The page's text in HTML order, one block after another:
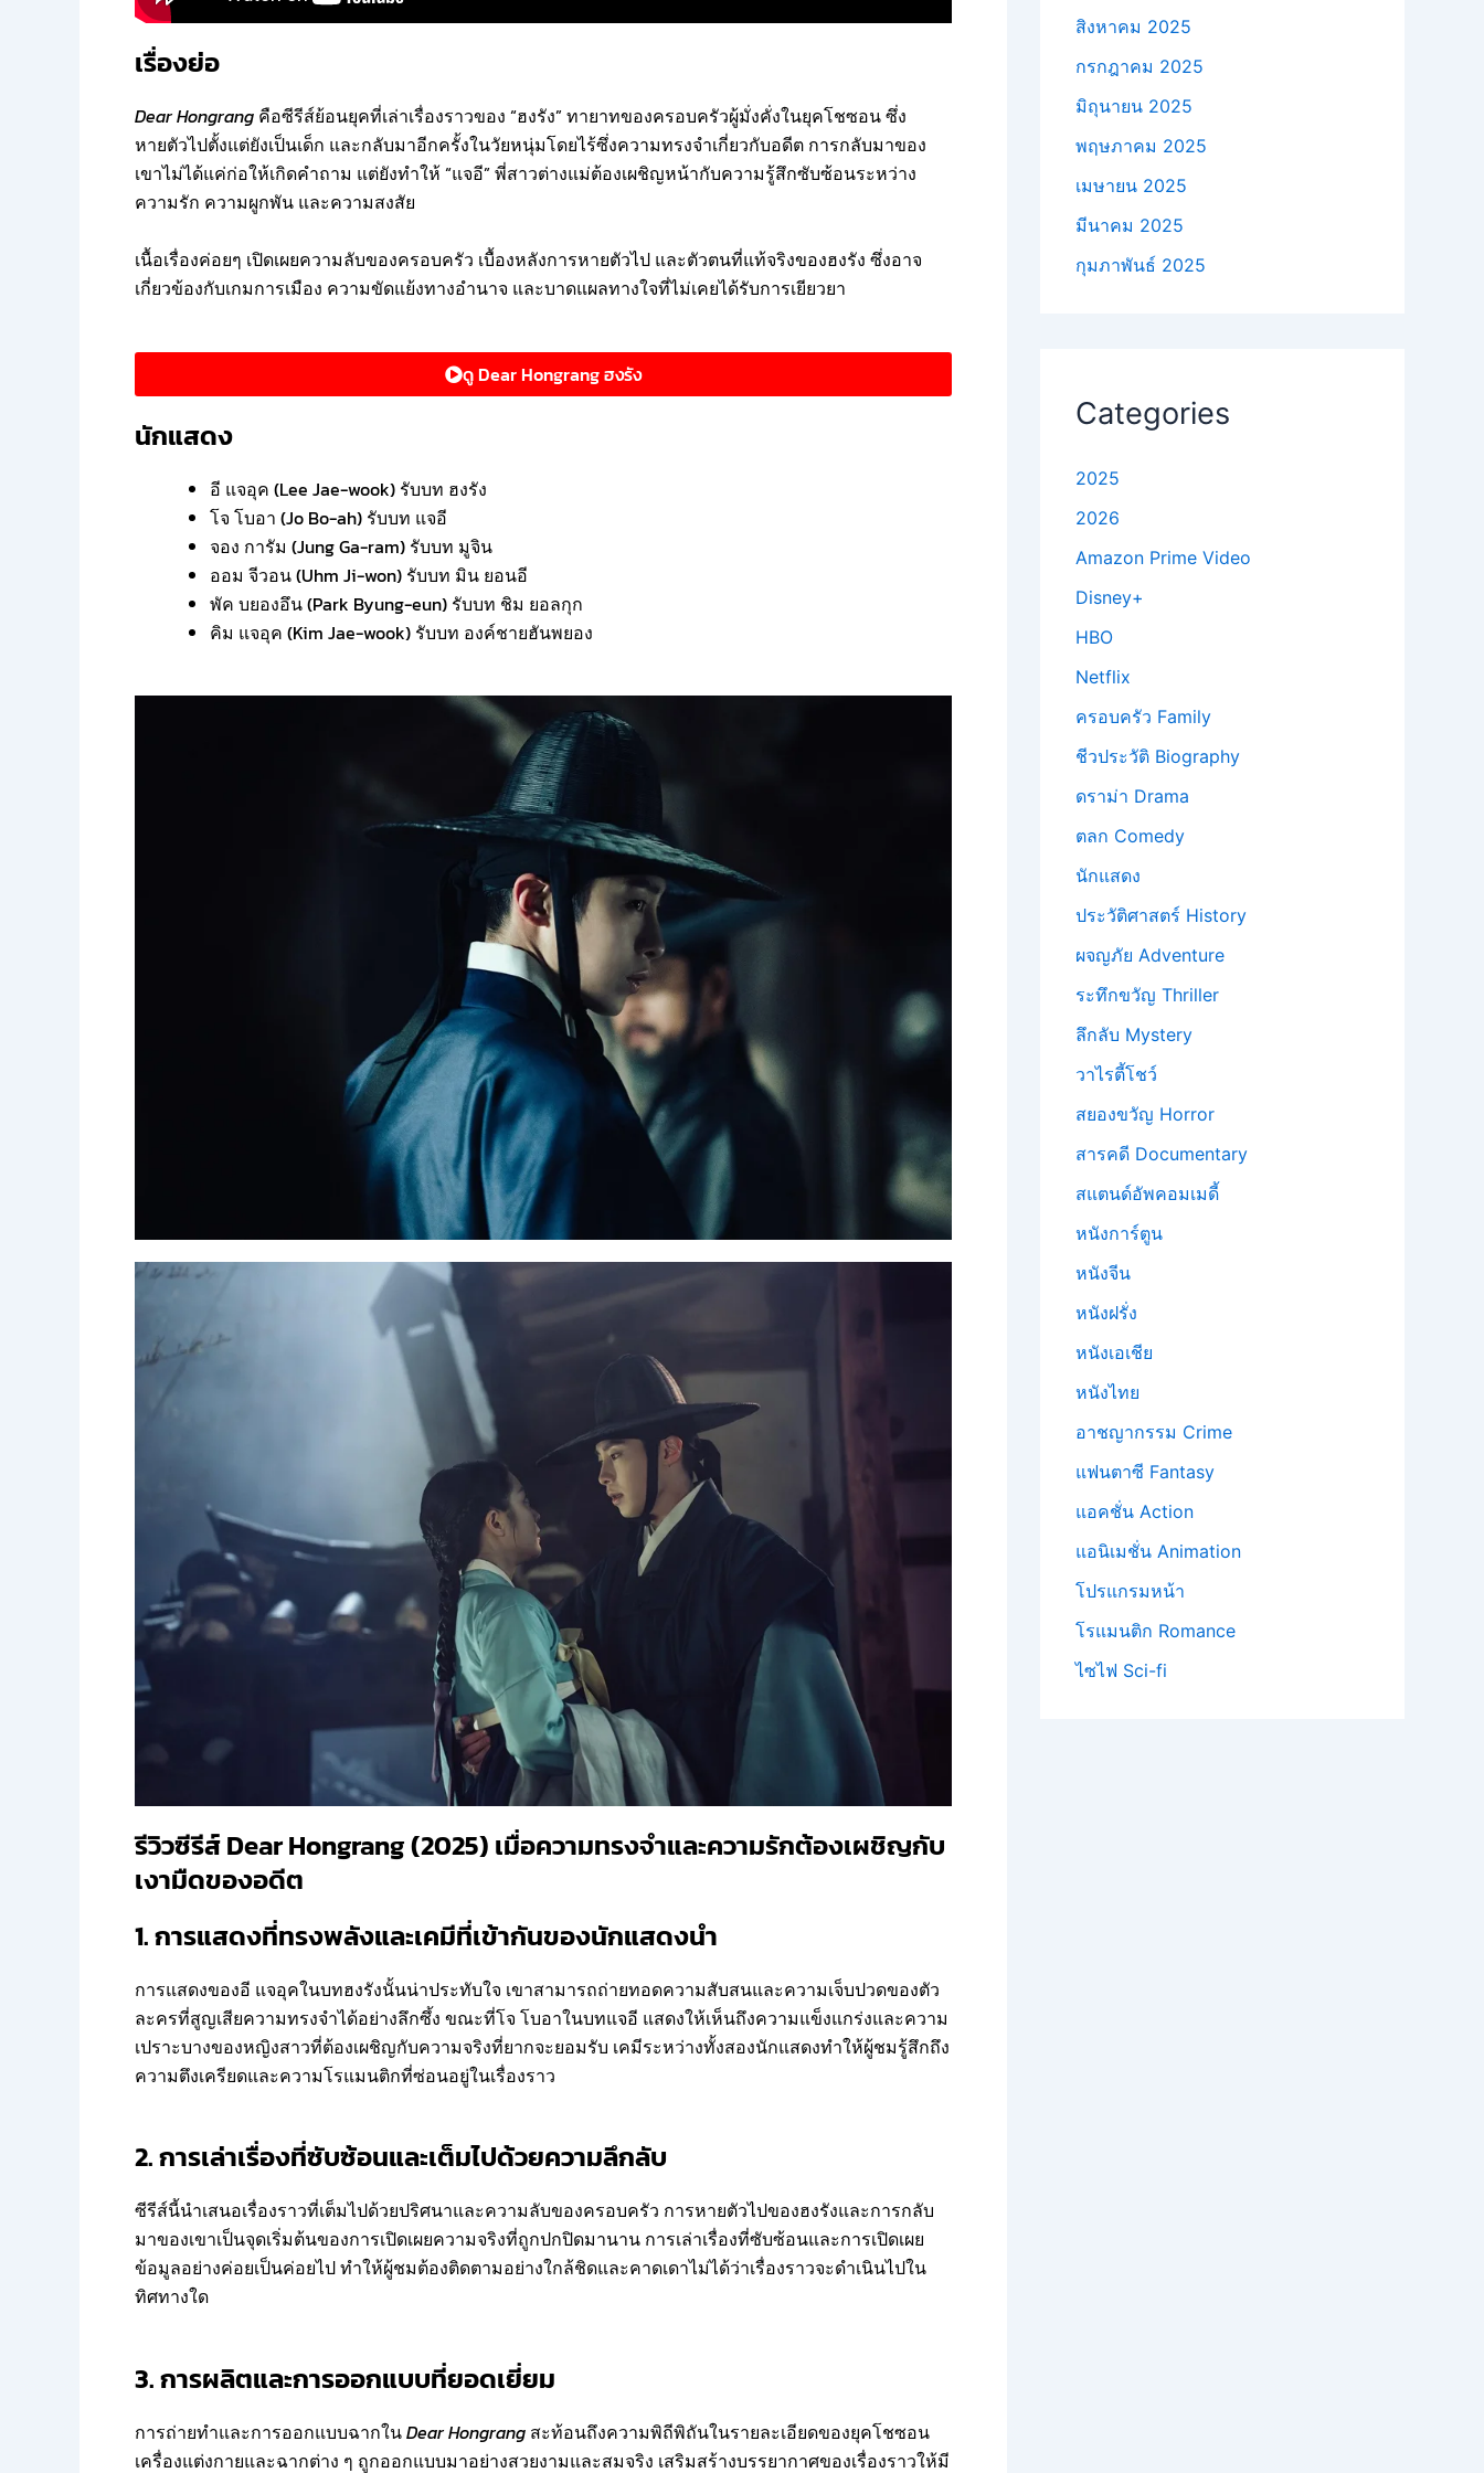
เรื่องย่อ
Dear Hongrang คือซีรีส์ย้อนยุคที่เล่าเรื่องราวของ “ฮงรัง” ทายาทของครอบครัวผู้มั่งคั่งในยุคโชซอน ซึ่ง
หายตัวไปตั้งแต่ยังเป็นเด็ก และกลับมาอีกครั้งในวัยหนุ่มโดยไร้ซึ่งความทรงจำเกี่ยวกับอดีต การกลับมาของ
เขาไม่ได้แค่ก่อให้เกิดคำถาม แต่ยังทำให้ “แจอี” พี่สาวต่างแม่ต้องเผชิญหน้ากับความรู้สึกซับซ้อนระหว่าง
ความรัก ความผูกพัน และความสงสัย
เนื้อเรื่องค่อยๆ เปิดเผยความลับของครอบครัว เบื้องหลังการหายตัวไป และตัวตนที่แท้จริงของฮงรัง ซึ่งอาจ
เกี่ยวข้องกับเกมการเมือง ความขัดแย้งทางอำนาจ และบาดแผลทางใจที่ไม่เคยได้รับการเยียวยา
ดู Dear Hongrang ฮงรัง
นักแสดง
อี แจอุค (Lee Jae-wook) รับบท ฮงรัง
โจ โบอา (Jo Bo-ah) รับบท แจอี
จอง การัม (Jung Ga-ram) รับบท มูจิน
ออม จีวอน (Uhm Ji-won) รับบท มิน ยอนอี
พัค บยองอึน (Park Byung-eun) รับบท ชิม ยอลกุก
คิม แจอุค (Kim Jae-wook) รับบท องค์ชายฮันพยอง
รีวิวซีรีส์ Dear Hongrang (2025) เมื่อความทรงจำและความรักต้องเผชิญกับ
เงามืดของอดีต
1. การแสดงที่ทรงพลังและเคมีที่เข้ากันของนักแสดงนำ
การแสดงของอี แจอุคในบทฮงรังนั้นน่าประทับใจ เขาสามารถถ่ายทอดความสับสนและความเจ็บปวดของตัว
ละครที่สูญเสียความทรงจำได้อย่างลึกซึ้ง ขณะที่โจ โบอาในบทแจอี แสดงให้เห็นถึงความแข็งแกร่งและความ
เปราะบางของหญิงสาวที่ต้องเผชิญกับความจริงที่ยากจะยอมรับ เคมีระหว่างทั้งสองนักแสดงทำให้ผู้ชมรู้สึกถึง
ความตึงเครียดและความโรแมนติกที่ซ่อนอยู่ในเรื่องราว
2. การเล่าเรื่องที่ซับซ้อนและเต็มไปด้วยความลึกลับ
ซีรีส์นี้นำเสนอเรื่องราวที่เต็มไปด้วยปริศนาและความลับของครอบครัว การหายตัวไปของฮงรังและการกลับ
มาของเขาเป็นจุดเริ่มต้นของการเปิดเผยความจริงที่ถูกปกปิดมานาน การเล่าเรื่องที่ซับซ้อนและการเปิดเผย
ข้อมูลอย่างค่อยเป็นค่อยไป ทำให้ผู้ชมต้องติดตามอย่างใกล้ชิดและคาดเดาไม่ได้ว่าเรื่องราวจะดำเนินไปใน
ทิศทางใด
3. การผลิตและการออกแบบที่ยอดเยี่ยม
การถ่ายทำและการออกแบบฉากในDear Hongrang สะท้อนถึงความพิถีพิถันในรายละเอียดของยุคโชซอน
เครื่องแต่งกายและฉากต่าง ๆ ถูกออกแบบมาอย่างสวยงามและสมจริง เสริมสร้างบรรยากาศของเรื่องราวให้มี
สิงหาคม 2025
กรกฎาคม 2025
มิถุนายน 2025
พฤษภาคม 2025
เมษายน 2025
มีนาคม 2025
กุมภาพันธ์ 2025
Categories
2025
2026
Amazon Prime Video
Disney+
HBO
Netflix
ครอบครัว Family
ชีวประวัติ Biography
ดราม่า Drama
ตลก Comedy
นักแสดง
ประวัติศาสตร์ History
ผจญภัย Adventure
ระทึกขวัญ Thriller
ลึกลับ Mystery
วาไรตี้โชว์
สยองขวัญ Horror
สารคดี Documentary
สแตนด์อัพคอมเมดี้
หนังการ์ตูน
หนังจีน
หนังฝรั่ง
หนังเอเชีย
หนังไทย
อาชญากรรม Crime
แฟนตาซี Fantasy
แอคชั่น Action
แอนิเมชั่น Animation
โปรแกรมหน้า
โรแมนติก Romance
ไซไฟ Sci-fi